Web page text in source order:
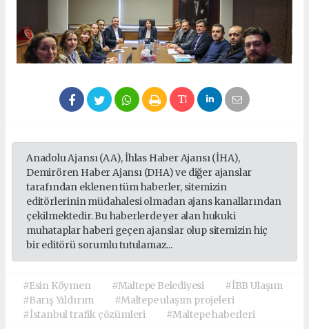
Anadolu Ajansı (AA), İhlas Haber Ajansı (İHA),
Demirören Haber Ajansı (DHA) ve diğer ajanslar
tarafından eklenen tüm haberler, sitemizin
editörlerinin müdahalesi olmadan ajans kanallarından
çekilmektedir. Bu haberlerde yer alan hukuki
muhataplar haberi geçen ajanslar olup sitemizin hiç
bir editörü sorumlu tutulamaz...
#Esin Köymen #Maltepe Belediyesi
#İBB Ulaşım
#Barış Yıldırım
#Maltepe ulaşım projeleri
#İstanbul trafik çözümleri
#Maltepe haberleri